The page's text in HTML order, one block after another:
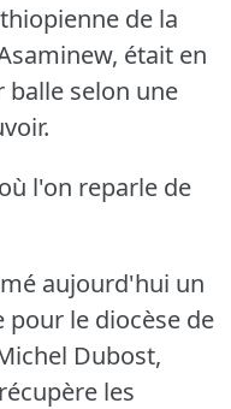
de la
était en
balle selon une
l'on reparle de
aujourd'hui un
le diocèse de
Dubost,
les